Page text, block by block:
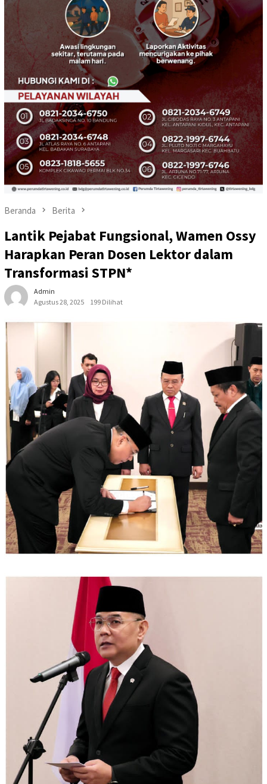
Beranda Berita
Lantik Pejabat Fungsional, Wamen Ossy
Harapkan Peran Dosen Lektor dalam
Transformasi STPN*
Admin
Agustus 28, 2025
199 Dilihat